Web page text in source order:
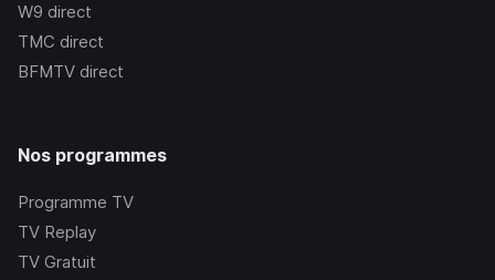
W9 direct
TMC direct
BFMTV direct
Nos programmes
Programme TV
TV Replay
TV Gratuit